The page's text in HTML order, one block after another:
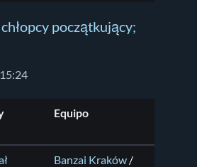
początkujący;
Equipo
Banzai Kraków /